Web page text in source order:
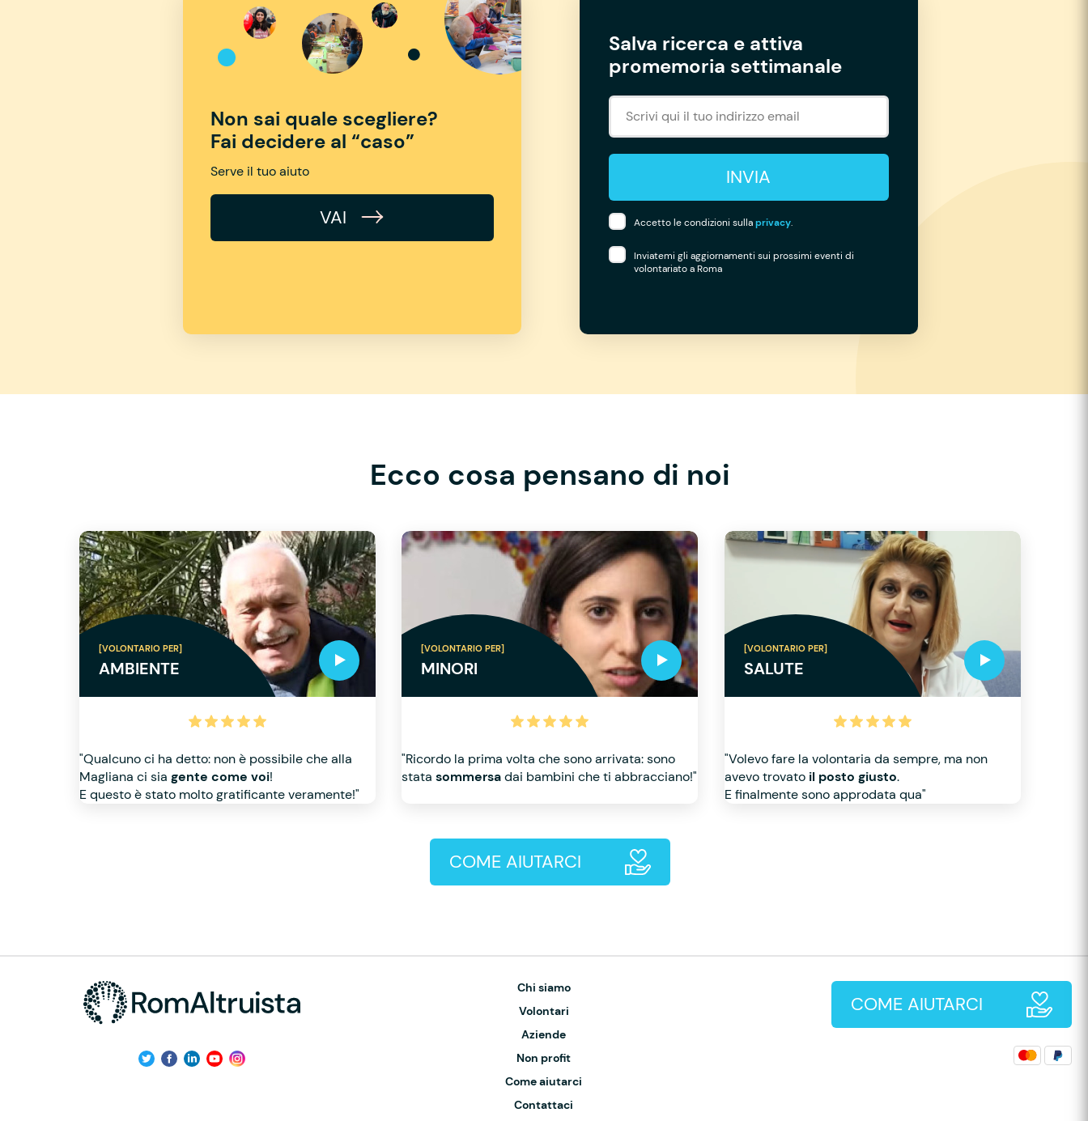
Non sai quale scegliere?
Fai decidere al “caso”
Serve il tuo aiuto
VAI
Salva ricerca e attiva
promemoria settimanale
INVIA
Accetto le condizioni sullaprivacy.
Inviatemi gli aggiornamenti sui prossimi eventi di
volontariato a Roma
Ecco cosa pensano di noi
[VOLONTARIO PER]
AMBIENTE
"Qualcuno ci ha detto: non è possibile che alla
Magliana ci siagente come voi!
E questo è stato molto gratificante veramente!"
[VOLONTARIO PER]
MINORI
"Ricordo la prima volta che sono arrivata: sono
statasommersadai bambini che ti abbracciano!"
[VOLONTARIO PER]
SALUTE
"Volevo fare la volontaria da sempre, ma non
avevo trovatoil posto giusto.
E finalmente sono approdata qua"
COME AIUTARCI
Chi siamo
Volontari
Aziende
Non profit
Come aiutarci
Contattaci
COME AIUTARCI